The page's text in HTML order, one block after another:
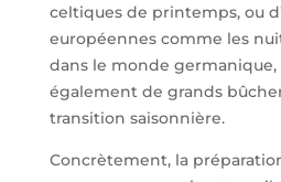
celtiques de printemps, ou
européennes comme les
dans le monde germanique,
également de grands
transition saisonnière.
Concrètement, la